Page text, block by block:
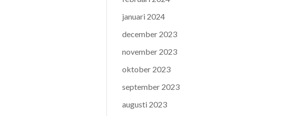
januari 2024
december 2023
november 2023
oktober 2023
september 2023
augusti 2023